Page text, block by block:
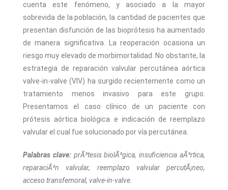
cuenta este fenómeno, y asociado a la mayor
sobrevida de la población, la cantidad de pacientes que
presentan disfunción de las bioprótesis ha aumentado
de manera significativa. La reoperación ocasiona un
riesgo muy elevado de morbimortalidad. No obstante, la
estrategia de reparación valvular percutánea aórtica
valve-in-valve (VIV) ha surgido recientemente como un
tratamiento menos invasivo para este grupo.
Presentamos el caso clínico de un paciente con
prótesis aórtica biológica e indicación de reemplazo
valvular el cual fue solucionado por vía percutánea.
Palabras clave: prÃ³tesis biolÃ³gica, insuficiencia aÃ³rtica,
reparaciÃ³n valvular, reemplazo valvular percutÃ¡neo,
acceso transfemoral, valve-in-valve.